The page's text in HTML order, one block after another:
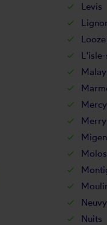
Levis
Looze
Mercy
Nuits